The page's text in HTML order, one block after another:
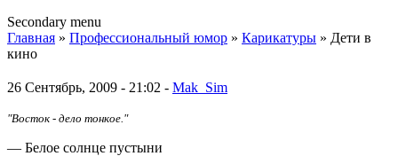
Secondary menu
Главная » Профессиональный юмор » Карикатуры » Дети в
кино
26 Сентябрь, 2009 - 21:02 - Mak_Sim
"Восток - дело тонкое."
— Белое солнце пустыни